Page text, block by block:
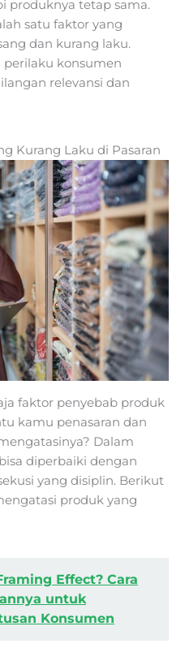
produknya tetap sama.
satu faktor yang
dan kurang laku.
perilaku konsumen
relevansi dan
Kurang Laku di Pasaran
faktor penyebab produk
kamu penasaran dan
Dalam
diperbaiki dengan
yang disiplin. Berikut
produk yang
Effect? Cara
untuk
Konsumen